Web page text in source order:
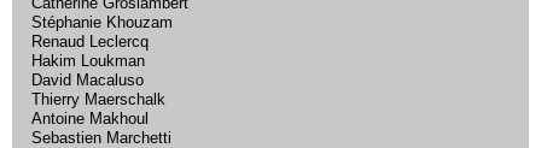
Stéphanie Khouzam
Renaud Leclercq
Hakim Loukman
David Macaluso
Thierry Maerschalk
Antoine Makhoul
Sebastien Marchetti